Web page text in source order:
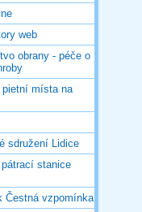
web
obrany - péče o
pietní místa na
sdružení Lidice
stanice
Čestná vzpomínka